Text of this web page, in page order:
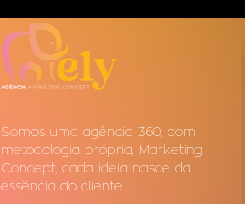
Somos uma agência 360, com
metodologia própria, Marketing
Concept, cada ideia nasce da
essência do cliente.